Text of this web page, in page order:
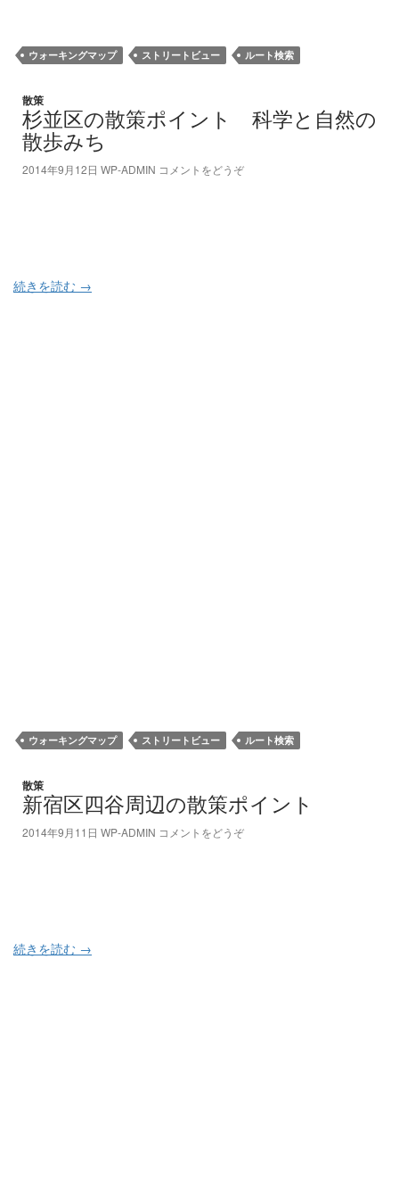
ウォーキングマップ ストリートビュー ルート検索
散策
杉並区の散策ポイント 科学と自然の
散歩みち
2014年9月12日 WP-ADMIN コメントをどうぞ
続きを読む →
ウォーキングマップ ストリートビュー ルート検索
散策
新宿区四谷周辺の散策ポイント
2014年9月11日 WP-ADMIN コメントをどうぞ
続きを読む →